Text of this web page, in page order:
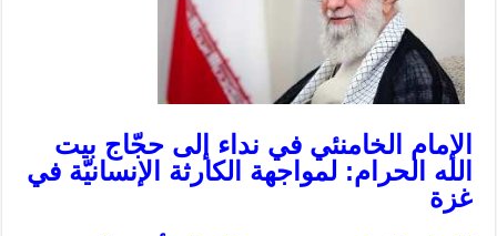
الإمام الخامنئي في نداء إلى حجّاج بيت
الله الحرام: لمواجهة الكارثة الإنسانيّة في
غزة